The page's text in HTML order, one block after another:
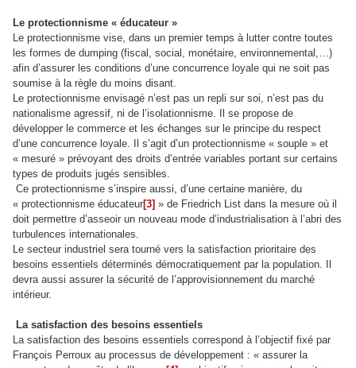
Le protectionnisme « éducateur »
Le protectionnisme vise, dans un premier temps à lutter contre toutes
les formes de dumping (fiscal, social, monétaire, environnemental,…)
afin d’assurer les conditions d’une concurrence loyale qui ne soit pas
soumise à la règle du moins disant.
Le protectionnisme envisagé n’est pas un repli sur soi, n’est pas du
nationalisme agressif, ni de l’isolationnisme. Il se propose de
développer le commerce et les échanges sur le principe du respect
d’une concurrence loyale. Il s’agit d’un protectionnisme « souple » et
« mesuré » prévoyant des droits d’entrée variables portant sur certains
types de produits jugés sensibles.
Ce protectionnisme s’inspire aussi, d’une certaine manière, du
« protectionnisme éducateur[3] » de Friedrich List dans la mesure où il
doit permettre d’asseoir un nouveau mode d’industrialisation à l’abri des
turbulences internationales.
Le secteur industriel sera tourné vers la satisfaction prioritaire des
besoins essentiels déterminés démocratiquement par la population. Il
devra aussi assurer la sécurité de l’approvisionnement du marché
intérieur.
La satisfaction des besoins essentiels
La satisfaction des besoins essentiels correspond à l’objectif fixé par
François Perroux au processus de développement : « assurer la